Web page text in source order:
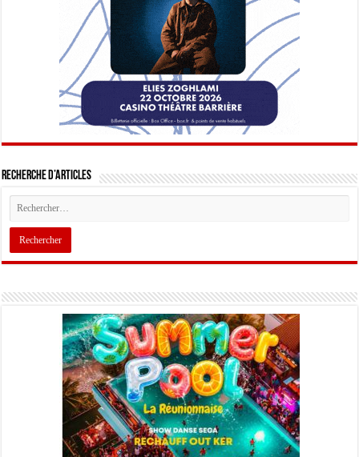
Recherche d’articles